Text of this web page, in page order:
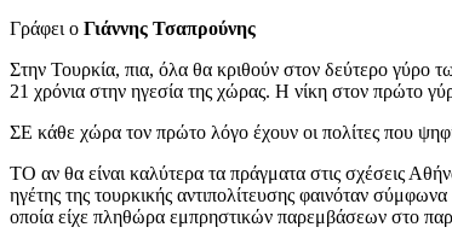
Γράφει ο Γιάννης Τσαπρούνης
Στην Τουρκία, πια, όλα θα κριθούν στον δεύτερο γύρο
21 χρόνια στην ηγεσία της χώρας. Η νίκη στον πρώτο
ΣΕ κάθε χώρα τον πρώτο λόγο έχουν οι πολίτες που
ΤΟ αν θα είναι καλύτερα τα πράγματα στις σχέσεις
ηγέτης της τουρκικής αντιπολίτευσης φαινόταν
οποία είχε πληθώρα εμπρηστικών παρεμβάσεων στο